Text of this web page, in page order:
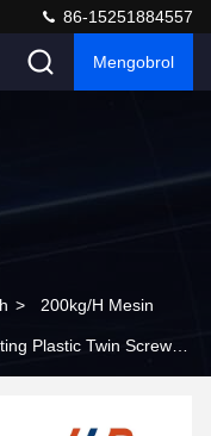
86-15251884557
Mengobrol
> 200kg/H Mesin
Plastic Twin Screw